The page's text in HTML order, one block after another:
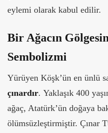
eylemi olarak kabul edilir.
Bir Ağacın
Sembolizmi
Yürüyen Köşk’ün en ünlü
çınardır. Yaklaşık 400
ağaç, Atatürk’ün doğaya
ölümsüzleştirmiştir. Çınar